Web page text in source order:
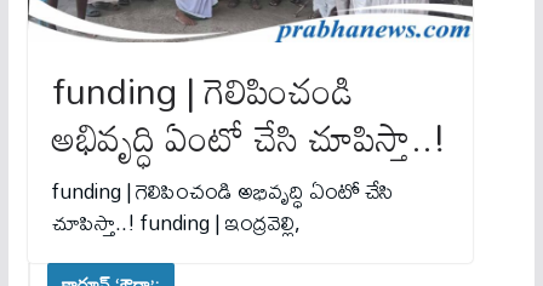
funding | గెలిపించండి
అభివృద్ధి ఏంటో చేసి చూపిస్తా..!
funding | గెలిపించండి అభివృద్ధి ఏంటో చేసి
చూపిస్తా..! funding | ఇంద్రవెల్లి,